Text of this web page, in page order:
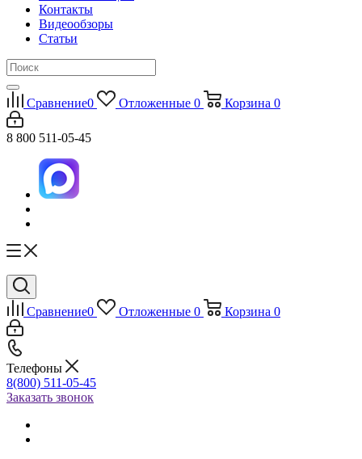
Контакты
Видеообзоры
Статьи
Сравнение0 Отложенные 0 Корзина 0
8 800 511-05-45
Сравнение0 Отложенные 0 Корзина 0
Телефоны
8(800) 511-05-45
Заказать звонок